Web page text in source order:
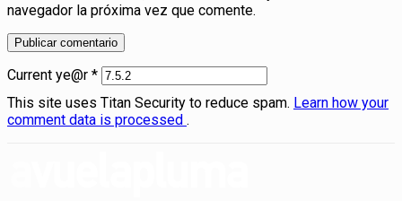
navegador la próxima vez que comente.
Current ye@r *
This site uses Titan Security to reduce spam. Learn how your
comment data is processed .